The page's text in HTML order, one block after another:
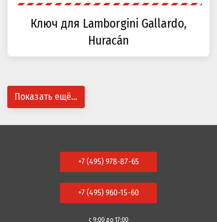
Ключ для Lamborgini Gallardo,
Huracán
Показать ещё...
+7 (495) 978-87-65
+7 (495) 960-15-60
с 9:00 до 17:00